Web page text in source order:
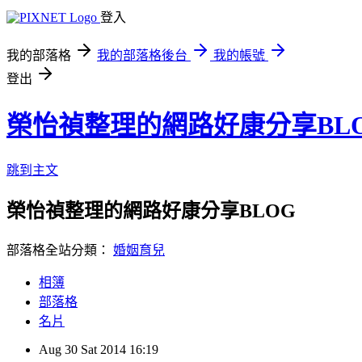
登入
我的部落格 我的部落格後台
我的帳號
登出
榮怡禎整理的網路好康分享
跳到主文
榮怡禎整理的網路好康分享BLOG
部落格全站分類： 婚姻育兒
相簿
部落格
名片
Aug 30 Sat 2014 16:19